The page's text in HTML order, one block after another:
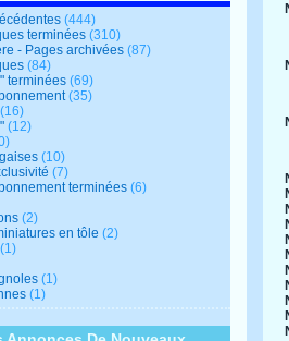
(444)
terminées (310)
- Pages archivées (87)
(84)
terminées (69)
(35)
(16)
(12)
(10)
(7)
terminées (6)
(2)
en tôle (2)
(1)
(1)
(1)